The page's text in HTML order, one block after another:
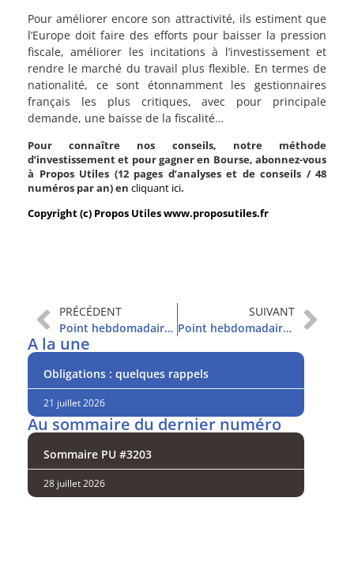
Pour améliorer encore son attractivité, ils estiment que
l’Europe doit faire des efforts pour baisser la pression
fiscale, améliorer les incitations à l’investissement et
rendre le marché du travail plus flexible. En termes de
nationalité, ce sont étonnamment les gestionnaires
français les plus critiques, avec pour principale
demande, une baisse de la fiscalité…
Pour connaître nos conseils, notre méthode
d’investissement et pour gagner en Bourse, abonnez-vous
à Propos Utiles (12 pages d’analyses et de conseils / 48
numéros par an) en cliquant ici.
Copyright (c) Propos Utiles www.proposutiles.fr
PRÉCÉDENT
Point hebdomadaire et sommaire
SUIVANT
Point hebdomadaire et sommaire
A la une
Obligations : quelques rappels
21 juillet 2026
Au sommaire du dernier numéro
Sommaire PU #3203
28 juillet 2026